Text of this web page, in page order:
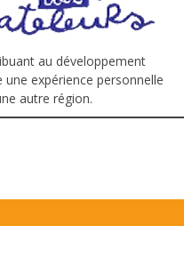
au développement
expérience personnelle
autre région.